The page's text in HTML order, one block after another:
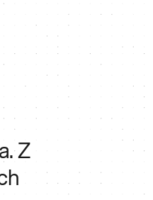
Z